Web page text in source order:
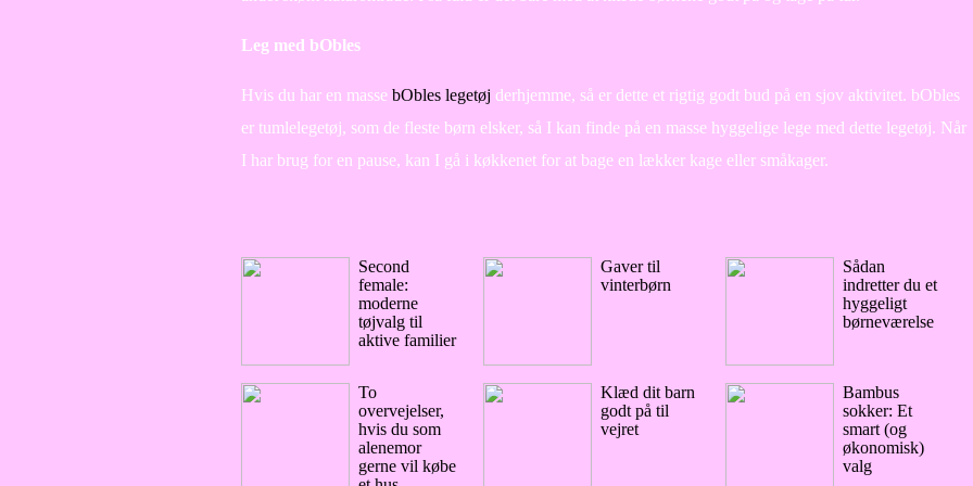
Leg med bObles
Hvis du har en masse bObles legetøj derhjemme, så er dette et rigtig godt bud på en sjov aktivitet. bObles
er tumlelegetøj, som de fleste børn elsker, så I kan finde på en masse hyggelige lege med dette legetøj. Når
I har brug for en pause, kan I gå i køkkenet for at bage en lækker kage eller småkager.
Second
female:
moderne
tøjvalg til
aktive familier
To
overvejelser,
hvis du som
alenemor
gerne vil købe
Gaver til
vinterbørn
Klæd dit barn
godt på til
vejret
Sådan
indretter du et
hyggeligt
børneværelse
Bambus
sokker: Et
smart (og
økonomisk)
valg